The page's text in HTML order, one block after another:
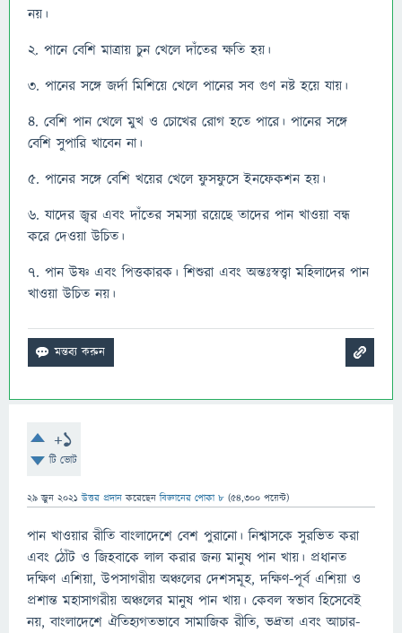
নয়।
২. পানে বেশি মাত্রায় চুন খেলে দাঁতের ক্ষতি হয়।
৩. পানের সঙ্গে জর্দা মিশিয়ে খেলে পানের সব গুণ নষ্ট হয়ে যায়।
৪. বেশি পান খেলে মুখ ও চোখের রোগ হতে পারে। পানের সঙ্গে
বেশি সুপারি খাবেন না।
৫. পানের সঙ্গে বেশি খয়ের খেলে ফুসফুসে ইনফেকশন হয়।
৬. যাদের জ্বর এবং দাঁতের সমস্যা রয়েছে তাদের পান খাওয়া বন্ধ
করে দেওয়া উচিত।
৭. পান উষ্ণ এবং পিত্তকারক। শিশুরা এবং অন্তঃস্বত্ত্বা মহিলাদের পান
খাওয়া উচিত নয়।
+1
টি ভোট
29 জুন 2021 উত্তর প্রদান করেছেনবিজ্ঞানের পোকা ৮ (54,300 পয়েন্ট)
পান খাওয়ার রীতি বাংলাদেশে বেশ পুরানো। নিশ্বাসকে সুরভিত করা
এবং ঠোঁট ও জিহবাকে লাল করার জন্য মানুষ পান খায়। প্রধানত
দক্ষিণ এশিয়া, উপসাগরীয় অঞ্চলের দেশসমূহ, দক্ষিণ-পূর্ব এশিয়া ও
প্রশান্ত মহাসাগরীয় অঞ্চলের মানুষ পান খায়। কেবল স্বভাব হিসেবেই
নয়, বাংলাদেশে ঐতিহ্যগতভাবে সামাজিক রীতি, ভদ্রতা এবং আচার-